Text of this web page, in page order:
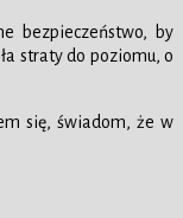
bezpieczeństwo, by
straty do poziomu, o
się, świadom, że w